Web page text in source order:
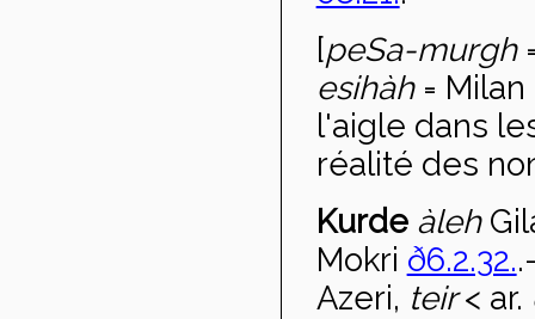
[peSa-murgh
esihàh= Milan
l'aigle dans
réalité des
Kurde àleh
Mokri ð6.2.32.
Azeri, teir< ar.